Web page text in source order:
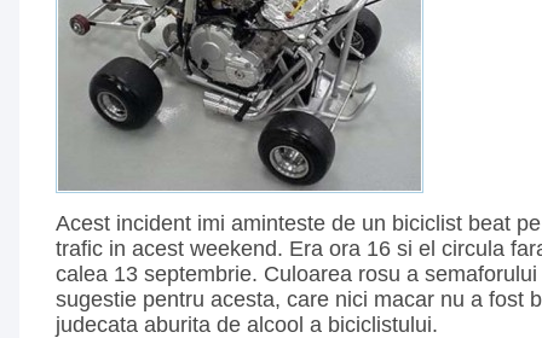
Acest incident imi aminteste de un biciclist beat
trafic in acest weekend. Era ora 16 si el circula
calea 13 septembrie. Culoarea rosu a
sugestie pentru acesta, care nici macar nu a fost
judecata aburita de alcool a biciclistului.